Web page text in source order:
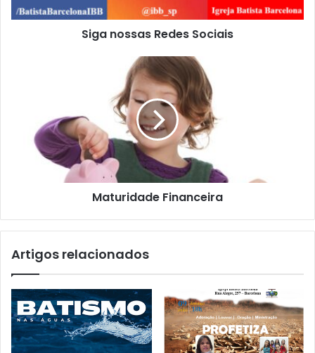
Siga nossas Redes Sociais
Maturidade Financeira
Artigos relacionados